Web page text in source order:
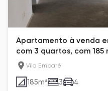
Apartamento à venda
com 3 quartos, com 185
Vila Embaré
185m² 3 4